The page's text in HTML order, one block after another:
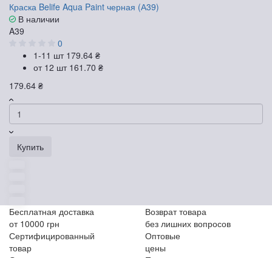
Краска Belife Aqua Paint черная (А39)
В наличии
A39
0
1-11 шт 179.64 ₴
от 12 шт 161.70 ₴
179.64 ₴
Купить
Бесплатная доставка
от 10000 грн
Возврат товара
без лишних вопросов
Сертифицированный
товар
Оптовые
цены